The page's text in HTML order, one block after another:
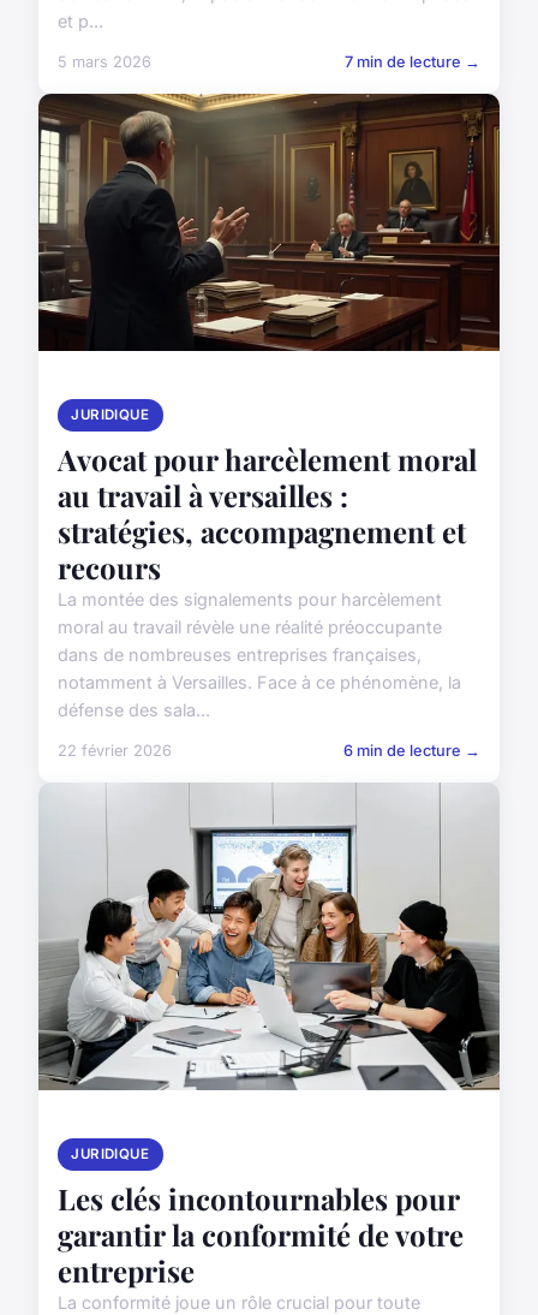
et p...
5 mars 2026 7 min de lecture →
JURIDIQUE
Avocat pour harcèlement moral
au travail à versailles :
stratégies, accompagnement et
recours
La montée des signalements pour harcèlement
moral au travail révèle une réalité préoccupante
dans de nombreuses entreprises françaises,
notamment à Versailles. Face à ce phénomène, la
défense des sala...
22 février 2026 6 min de lecture →
JURIDIQUE
Les clés incontournables pour
garantir la conformité de votre
entreprise
La conformité joue un rôle crucial pour toute